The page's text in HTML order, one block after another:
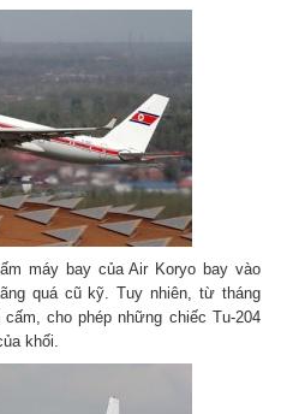
máy bay của Air Koryo bay vào
quá cũ kỹ. Tuy nhiên, từ tháng
cho phép những chiếc Tu-204
khối.